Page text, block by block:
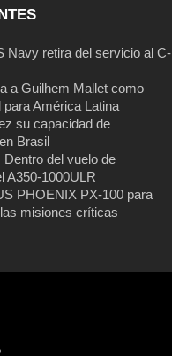
Navy retira del servicio al C-
a Guilhem Mallet como
América Latina
su capacidad de
Brasil
del vuelo de
A350-1000ULR
PHOENIX PX-100 para
misiones críticas